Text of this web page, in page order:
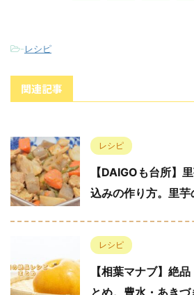
-レシピ
関連記事
レシピ
【DAIGOも台所】
込みの作り方。里
レシピ
【相葉マナブ】絶
とめ。豊水・あき